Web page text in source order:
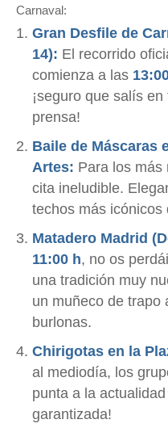
Carnaval:
Gran Desfile de
14): El recorrido
comienza a las
¡seguro que salís
prensa!
Baile de Máscaras
Artes: Para los más
cita ineludible.
techos más icónicos
Matadero Madrid
11:00 h, no os
una tradición muy
un muñeco de trapo
burlonas.
Chirigotas en la
al mediodía, los
punta a la
garantizada!